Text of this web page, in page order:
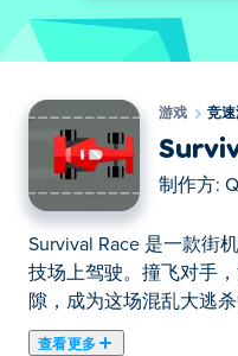
游戏 竞
制作方:
Survival Race 是一款街
技场上驾驶。撞飞对手
隙，成为这场混乱大逃
查看更多